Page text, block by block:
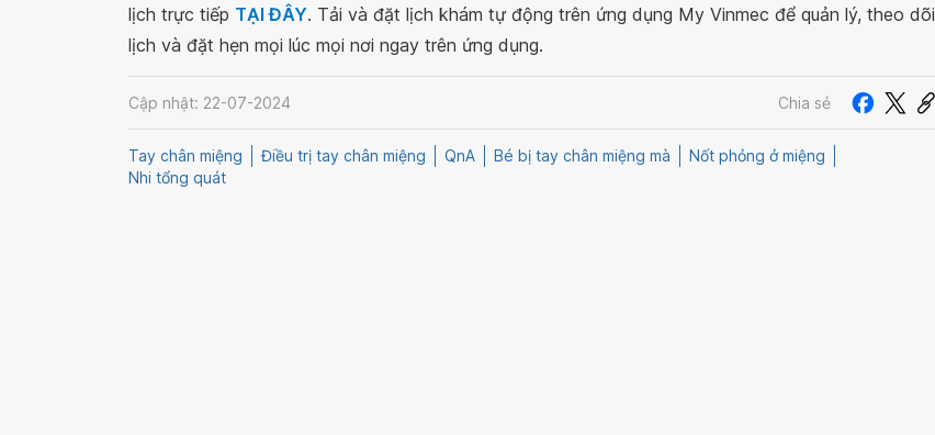
lịch trực tiếp TẠI ĐÂY. Tải và đặt lịch khám tự động trên ứng dụng My Vinmec để quản lý, theo dõi
lịch và đặt hẹn mọi lúc mọi nơi ngay trên ứng dụng.
Cập nhật: 22-07-2024 Chia sẻ
Tay chân miệng Điều trị tay chân miệng QnA Bé bị tay chân miệng mà
Nốt phỏng ở miệng
Nhi tổng quát